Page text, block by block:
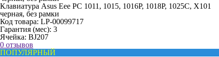
Клавиатура Asus Eee PC 1011, 1015, 1016P, 1018P, 1025C, X101
черная, без рамки
Код товара: LP-00099717
Гарантия (мес): 3
Ячейка: BJ207
0 отзывов
ПОПУЛЯРНЫЙ